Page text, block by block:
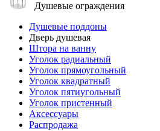
Душевые ограждения
Душевые поддоны
Дверь душевая
Штора на ванну
Уголок радиальный
Уголок прямоугольный
Уголок квадратный
Уголок пятиугольный
Уголок пристенный
Аксессуары
Распродажа